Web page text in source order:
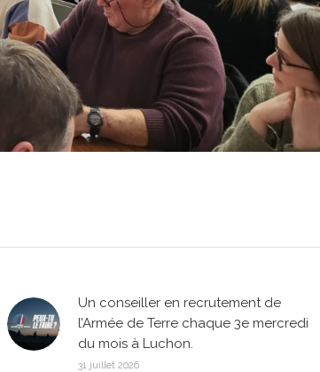
Un conseiller en recrutement de
l’Armée de Terre chaque 3e mercredi
du mois à Luchon.
31 juillet 2026